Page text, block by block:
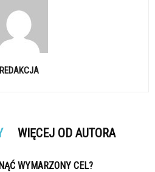
REDAKCJA
WIĘCEJ OD AUTORA
WYMARZONY CEL?